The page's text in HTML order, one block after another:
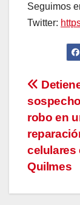
Seguimos
Twitter:
de
robo en
celulares
Quilmes